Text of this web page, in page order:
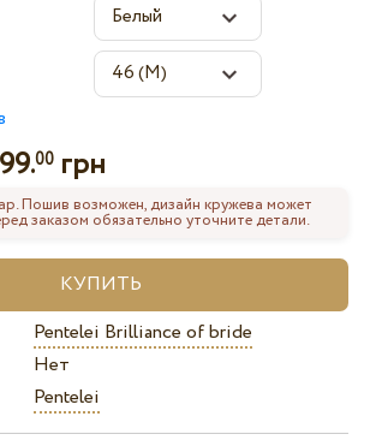
00грн
Пошив возможен, дизайн кружева может
заказом обязательно уточните детали.
Pentelei Brilliance of bride
Нет
Pentelei